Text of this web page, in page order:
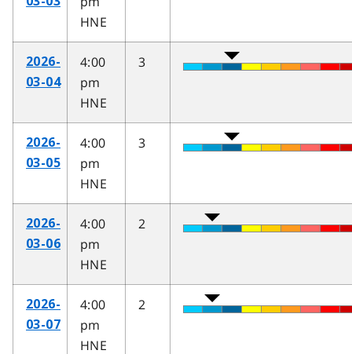
HNE
2026-
03-04
4:00
pm
HNE
3
2026-
03-05
4:00
pm
HNE
3
2026-
03-06
4:00
pm
HNE
2
2026-
03-07
4:00
pm
HNE
2